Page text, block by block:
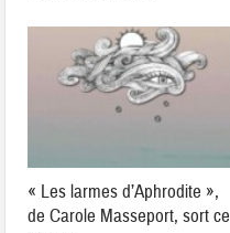
« Les larmes d’Aphrodite »,
de Carole Masseport, sort ce